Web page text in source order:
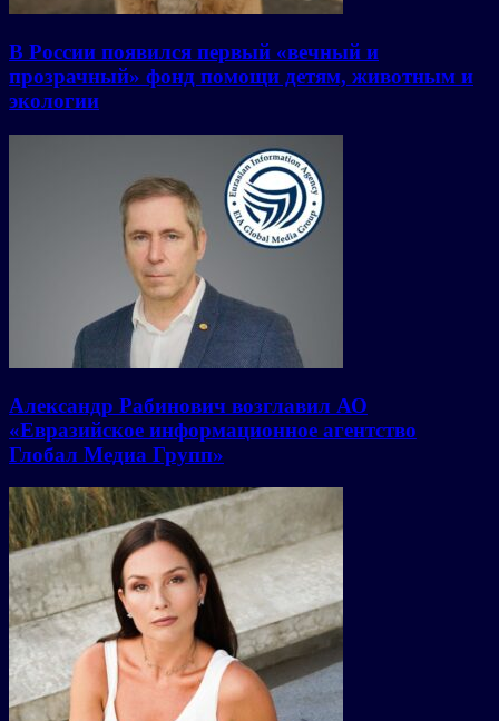
В России появился первый «вечный и
прозрачный» фонд помощи детям, животным и
экологии
Александр Рабинович возглавил АО
«Евразийское информационное агентство
Глобал Медиа Групп»